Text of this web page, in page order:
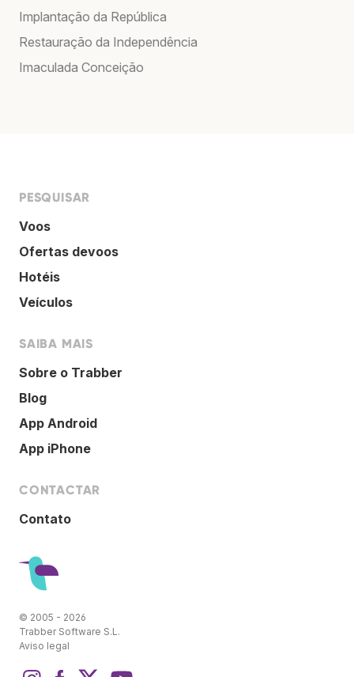
Implantação da República
Restauração da Independência
Imaculada Conceição
PESQUISAR
Voos
Ofertas devoos
Hotéis
Veículos
SAIBA MAIS
Sobre o Trabber
Blog
App Android
App iPhone
CONTACTAR
Contato
© 2005 - 2026
Trabber Software S.L.
Aviso legal